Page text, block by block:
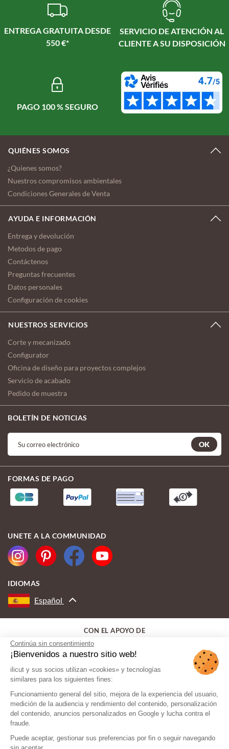
Continúa sin consentimiento
¡Bienvenidos a nuestro sitio web!
ilicut y sus socios utilizan «cookies» y tecnologías
similares para los siguientes fines:
Funcionamiento general del sitio, mejora de la experiencia del usuario,
medición de la audiencia y rendimiento del contenido, personalización
del contenido, anuncios personalizados en Google y lucha contra el
fraude.
Puede aceptar, gestionar sus preferencias por fin o seguir navegando
ENTREGA GRATUITA DESDE
550 €*
SERVICIO DE ATENCIÓN AL
CLIENTE A SU DISPOSICIÓN
PAGO 100 % SEGURO
QUIÉNES SOMOS
¿Quienes somos?
Nuestros compromisos ambientales
Condiciones Generales de Venta
AYUDA E INFORMACIÓN
Entrega y devolución
Metodos de pago
Contáctenos
Preguntas frecuentes
Datos personales
Configuración de cookies
NUESTROS SERVICIOS
Corte y mecanizado
Configurator
Oficina de diseño para proyectos complejos
Servicio de acabado
Pedido de muestra
BOLETÍN DE NOTICIAS
OK
FORMAS DE PAGO
UNETE A LA COMMUNIDAD
IDIOMAS
Español
CON EL APOYO DE